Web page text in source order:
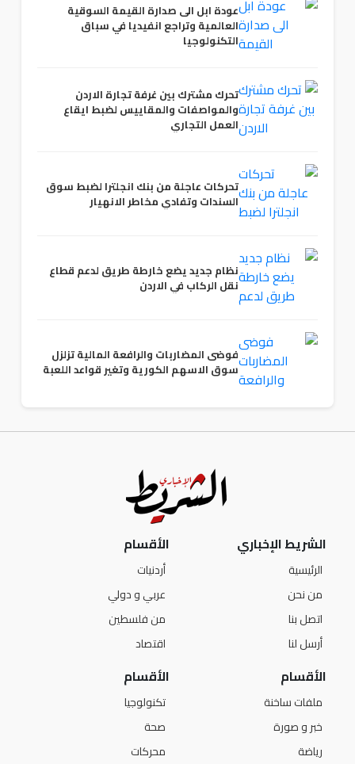
عودة ابل الى صدارة القيمة السوقية
العالمية وتراجع انفيديا في سباق
التكنولوجيا
تحرك مشترك بين غرفة تجارة الاردن
والمواصفات والمقاييس لضبط ايقاع
العمل التجاري
تحركات عاجلة من بنك انجلترا لضبط سوق
السندات وتفادي مخاطر الانهيار
نظام جديد يضع خارطة طريق لدعم قطاع
نقل الركاب في الاردن
فوضى المضاربات والرافعة المالية تزلزل
سوق الاسهم الكورية وتغير قواعد اللعبة
الشريط الإخباري
الرئيسية
من نحن
اتصل بنا
أرسل لنا
الأقسام
أردنيات
عربي و دولي
من فلسطين
اقتصاد
الأقسام
ملفات ساخنة
خبر و صورة
رياضة
الأقسام
تكنولوجيا
صحة
محركات